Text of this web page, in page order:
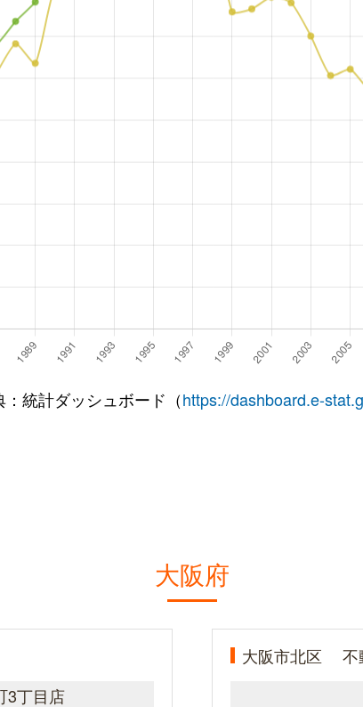
：統計ダッシュボード（https://dashboard.e-
大阪府
大阪市北区 不